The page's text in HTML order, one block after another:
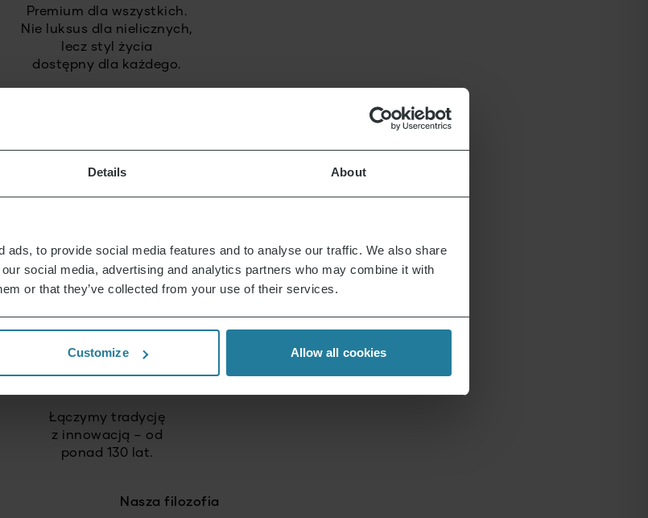
Details About
ads, to provide social media features and to analyse our traffic. We also share
social media, advertising and analytics partners who may combine it with
or that they’ve collected from your use of their services.
Customize Allow all cookies
Premium dla wszystkich.
Nie luksus dla nielicznych,
lecz styl życia
dostępny dla każdego.
Łączymy intuicyjną
technologię z niemieckimi
wysoką jakość
i trwałe produkty.
Działamy
odpowiedzialnie
i z myślą o przyszłości.
Łączymy tradycję
z innowacją – od
ponad 130 lat.
Nasza filozofia